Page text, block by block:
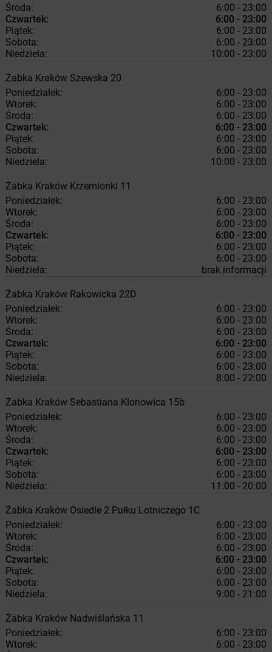
Środa:
6:00 - 23:00
Czwartek:
6:00 - 23:00
Piątek:
6:00 - 23:00
Sobota:
6:00 - 23:00
Niedziela:
10:00 - 23:00
Żabka Kraków Szewska 20
Poniedziałek:
6:00 - 23:00
Wtorek:
6:00 - 23:00
Środa:
6:00 - 23:00
Czwartek:
6:00 - 23:00
Piątek:
6:00 - 23:00
Sobota:
6:00 - 23:00
Niedziela:
10:00 - 23:00
Żabka Kraków Krzemionki 11
Poniedziałek:
6:00 - 23:00
Wtorek:
6:00 - 23:00
Środa:
6:00 - 23:00
Czwartek:
6:00 - 23:00
Piątek:
6:00 - 23:00
Sobota:
6:00 - 23:00
Niedziela:
brak informacji
Żabka Kraków Rakowicka 22D
Poniedziałek:
6:00 - 23:00
Wtorek:
6:00 - 23:00
Środa:
6:00 - 23:00
Czwartek:
6:00 - 23:00
Piątek:
6:00 - 23:00
Sobota:
6:00 - 23:00
Niedziela:
8:00 - 22:00
Żabka Kraków Sebastiana Klonowica 15b
Poniedziałek:
6:00 - 23:00
Wtorek:
6:00 - 23:00
Środa:
6:00 - 23:00
Czwartek:
6:00 - 23:00
Piątek:
6:00 - 23:00
Sobota:
6:00 - 23:00
Niedziela:
11:00 - 20:00
Żabka Kraków Osiedle 2 Pułku Lotniczego 1C
Poniedziałek:
6:00 - 23:00
Wtorek:
6:00 - 23:00
Środa:
6:00 - 23:00
Czwartek:
6:00 - 23:00
Piątek:
6:00 - 23:00
Sobota:
6:00 - 23:00
Niedziela:
9:00 - 21:00
Żabka Kraków Nadwiślańska 11
Poniedziałek:
6:00 - 23:00
Wtorek:
6:00 - 23:00